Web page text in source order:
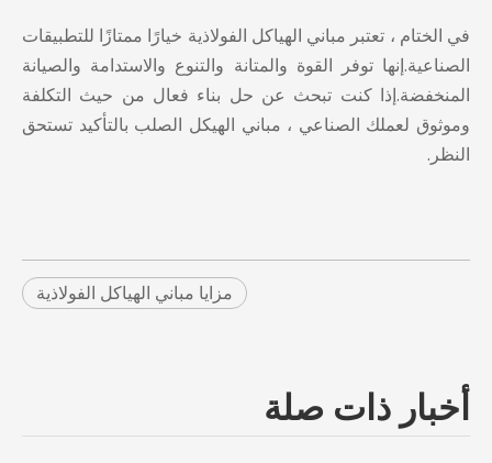
في الختام ، تعتبر مباني الهياكل الفولاذية خيارًا ممتازًا للتطبيقات
الصناعية.إنها توفر القوة والمتانة والتنوع والاستدامة والصيانة
المنخفضة.إذا كنت تبحث عن حل بناء فعال من حيث التكلفة
وموثوق لعملك الصناعي ، مباني الهيكل الصلب بالتأكيد تستحق
النظر.
مزايا مباني الهياكل الفولاذية
أخبار ذات صلة